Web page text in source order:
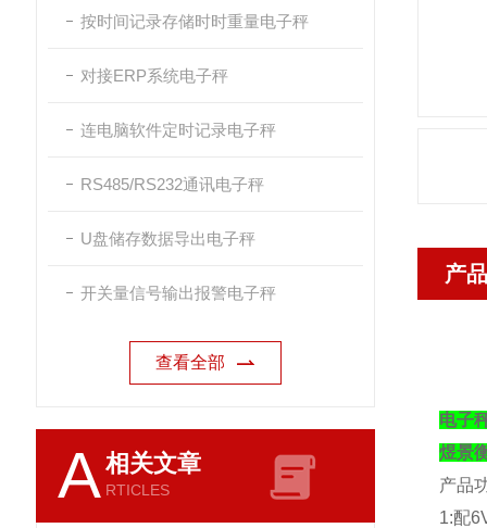
按时间记录存储时时重量电子秤
对接ERP系统电子秤
连电脑软件定时记录电子秤
RS485/RS232通讯电子秤
U盘储存数据导出电子秤
开关量信号输出报警电子秤
查看全部
A相关文章
RTICLES
产
电子
煜景
产品
1:配